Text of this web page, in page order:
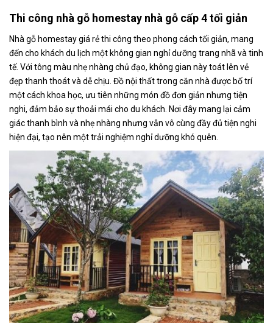
Thi công nhà gỗ homestay nhà gỗ cấp 4 tối giản
Nhà gỗ homestay giá rẻthi công theo phong cách tối giản, mang
đến cho khách du lịch một không gian nghỉ dưỡng trang nhã và tinh
tế. Với tông màu nhẹ nhàng chủ đạo, không gian này toát lên vẻ
đẹp thanh thoát và dễ chịu. Đồ nội thất trong căn nhà được bố trí
một cách khoa học, ưu tiên những món đồ đơn giản nhưng tiện
nghi, đảm bảo sự thoải mái cho du khách. Nơi đây mang lại cảm
giác thanh bình và nhẹ nhàng nhưng vẫn vô cùng đầy đủ tiện nghi
hiện đại, tạo nên một trải nghiệm nghỉ dưỡng khó quên.